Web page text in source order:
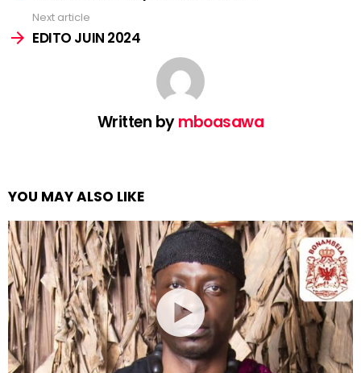
Next article
EDITO JUIN 2024
Written bymboasawa
YOU MAY ALSO LIKE